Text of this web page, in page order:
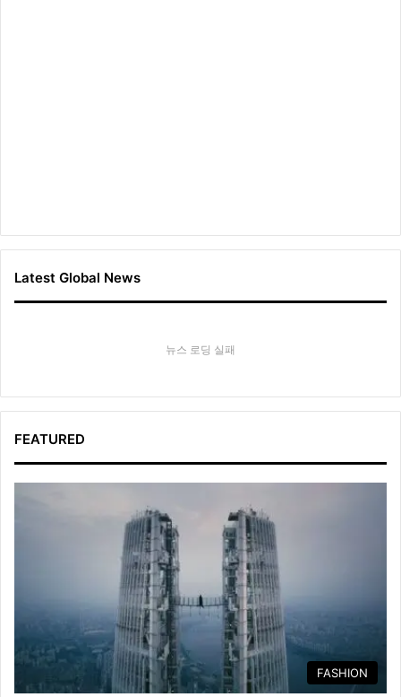
Latest Global News
뉴스 로딩 실패
FEATURED
FASHION